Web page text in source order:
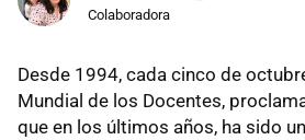
Colaboradora
Desde 1994, cada cinco de
Mundial de los Docentes,
que en los últimos años, ha sido